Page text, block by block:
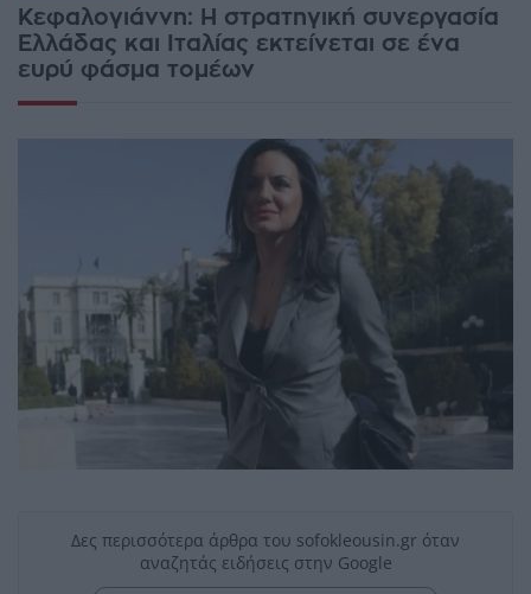
Κεφαλογιάννη: Η στρατηγική συνεργασία
Ελλάδας και Ιταλίας εκτείνεται σε ένα
ευρύ φάσμα τομέων
Δες περισσότερα άρθρα του sofokleousin.gr όταν
αναζητάς ειδήσεις στην Google